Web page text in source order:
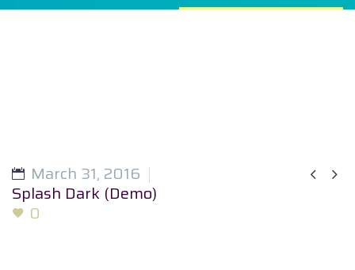
 
March 31, 2016
Splash Dark (Demo)
0